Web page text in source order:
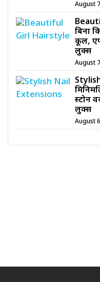
August
बिना
कूल,
लुक्स
August
स्टोन
लुक्स
August